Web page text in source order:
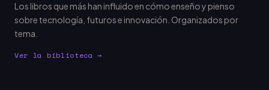
Los libros que más han influido en cómo enseño y pienso
sobre tecnología, futuros e innovación. Organizados por
tema.
Ver la biblioteca →